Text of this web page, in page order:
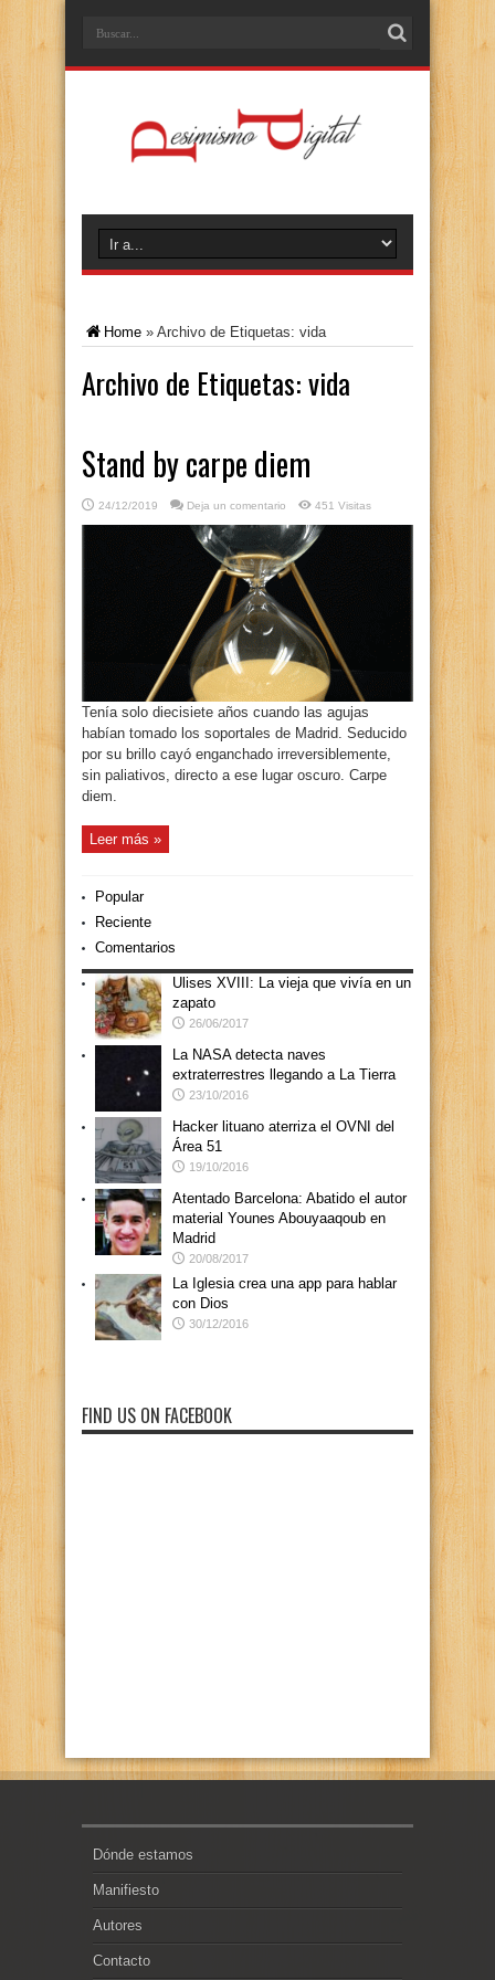
Home » Archivo de Etiquetas: vida
Archivo de Etiquetas:vida
Stand by carpe diem
24/12/2019 Deja un comentario 451 Visitas
Tenía solo diecisiete años cuando las agujas
habían tomado los soportales de Madrid. Seducido
por su brillo cayó enganchado irreversiblemente,
sin paliativos, directo a ese lugar oscuro. Carpe
diem.
Leer más »
Popular
Reciente
Comentarios
Ulises XVIII: La vieja que vivía en un
zapato
26/06/2017
La NASA detecta naves
extraterrestres llegando a La Tierra
23/10/2016
Hacker lituano aterriza el OVNI del
Área 51
19/10/2016
Atentado Barcelona: Abatido el autor
material Younes Abouyaaqoub en
Madrid
20/08/2017
La Iglesia crea una app para hablar
con Dios
30/12/2016
FIND US ON FACEBOOK
Dónde estamos
Manifiesto
Autores
Contacto